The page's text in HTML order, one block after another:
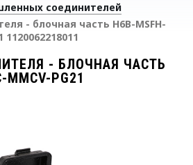
соединителей
- блочная часть H6B-MSFH-
1120062218011
- БЛОЧНАЯ ЧАСТЬ
PG21